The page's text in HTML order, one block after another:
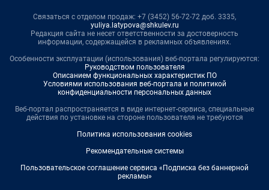
Связаться с отделом продаж: +7 (3452) 56-72-72 доб. 3335,
yuliya.latypova@shkulev.ru
Редакция сайта не несет ответственности за достоверность
информации, содержащейся в рекламных объявлениях.
Особенности эксплуатации (использования) веб-портала регулируются:
Руководством пользователя
Описанием функциональных характеристик ПО
Условиями использования веб-портала и политикой
конфиденциальности персональных данных
Веб-портал распространяется в виде интернет-сервиса, специальные
действия по установке на стороне пользователя не требуются
Политика использования cookies
Рекомендательные системы
Пользовательское соглашение сервиса «Подписка без баннерной
рекламы»